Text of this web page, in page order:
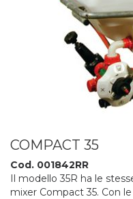
COMPACT 35
Cod. 001842RR
Il modello 35R ha le
mixer Compact 35. Con